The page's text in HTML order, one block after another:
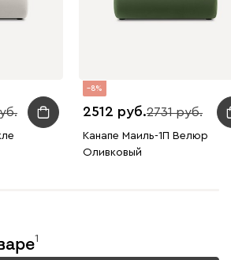
8
2512 2731
Канапе Маиль-1П Велюр
Оливковый
1